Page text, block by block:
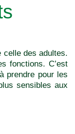
des adultes.
fonctions. C’est
prendre pour les
sensibles aux